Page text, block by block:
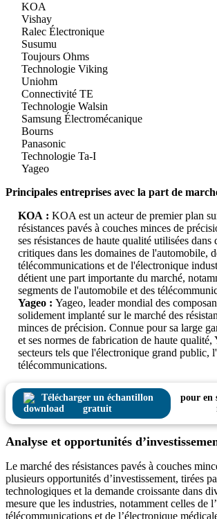
KOA
Vishay
Ralec Électronique
Susumu
Toujours Ohms
Technologie Viking
Uniohm
Connectivité TE
Technologie Walsin
Samsung Électromécanique
Bourns
Panasonic
Technologie Ta-I
Yageo
Principales entreprises avec la part de
KOA : KOA est un acteur de premier plan
résistances pavés à couches minces de
ses résistances de haute qualité utilisées dans
critiques dans les domaines de l'automobile,
télécommunications et de l'électronique
détient une part importante du marché,
segments de l'automobile et des
Yageo : Yageo, leader mondial des
solidement implanté sur le marché des
minces de précision. Connue pour sa large
et ses normes de fabrication de haute qualité,
secteurs tels que l'électronique grand public,
télécommunications.
Télécharger un échantillon
gratuit
pour en
Analyse et opportunités
Le marché des résistances pavés à couches
plusieurs opportunités d’investissement, tirées
technologiques et la demande croissante dans
mesure que les industries, notamment celles de
télécommunications et de l’électronique